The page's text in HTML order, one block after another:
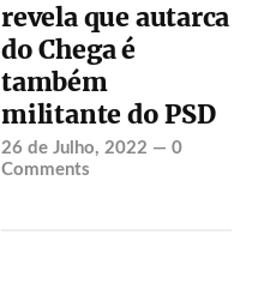
revela que autarca
do Chega é
também
militante do PSD
26 de Julho, 2022 —0
Comments